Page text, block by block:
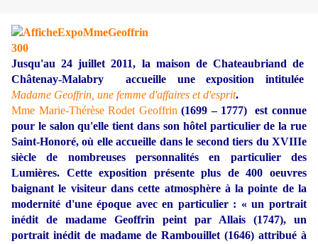
Jusqu'au 24 juillet 2011, la maison de Chateaubriand de
Châtenay-Malabry accueille une exposition intitulée
Madame Geoffrin, une femme d'affaires et d'esprit.
Mme Marie-Thérèse Rodet Geoffrin (1699 – 1777) est connue
pour le salon qu'elle tient dans son hôtel particulier de la rue
Saint-Honoré, où elle accueille dans le second tiers du XVIIIe
siècle de nombreuses personnalités en particulier des
Lumières. Cette exposition présente plus de 400 oeuvres
baignant le visiteur dans cette atmosphère à la pointe de la
modernité d'une époque avec en particulier : « un portrait
inédit de madame Geoffrin peint par Allais (1747), un
portrait inédit de madame de Rambouillet (1646) attribué à